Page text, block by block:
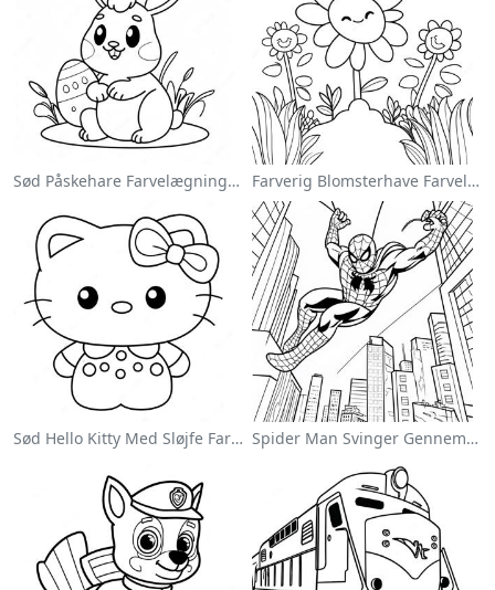
Sød Påskehare Farvelægningsside Farverig Blomsterhave Farvelægningsside
Sød Hello Kitty Med Sløjfe Farvelægningsside Spider Man Svinger Gennem Byen Farvelægningsside